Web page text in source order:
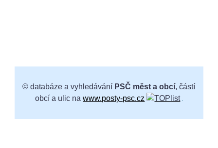
© databáze a vyhledávání PSČ měst a obcí, částí
obcí a ulic nawww.posty-psc.cz